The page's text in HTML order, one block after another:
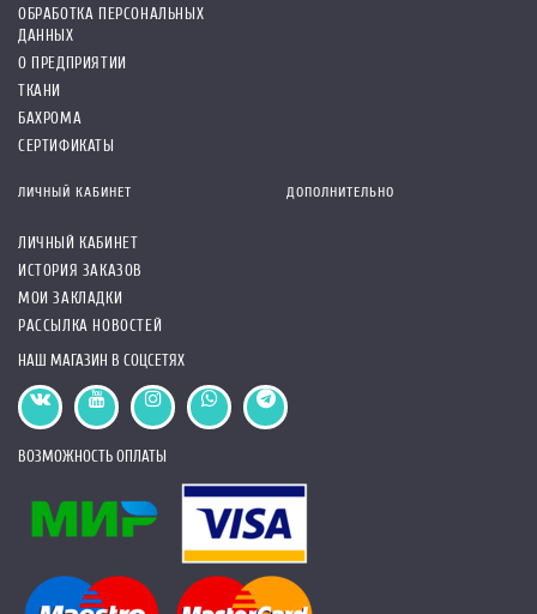
ОБРАБОТКА ПЕРСОНАЛЬНЫХ
ДАННЫХ
О ПРЕДПРИЯТИИ
ТКАНИ
БАХРОМА
СЕРТИФИКАТЫ
ЛИЧНЫЙ КАБИНЕТ
ЛИЧНЫЙ КАБИНЕТ
ИСТОРИЯ ЗАКАЗОВ
МОИ ЗАКЛАДКИ
РАССЫЛКА НОВОСТЕЙ
ДОПОЛНИТЕЛЬНО
НАШ МАГАЗИН В СОЦСЕТЯХ
ВОЗМОЖНОСТЬ ОПЛАТЫ